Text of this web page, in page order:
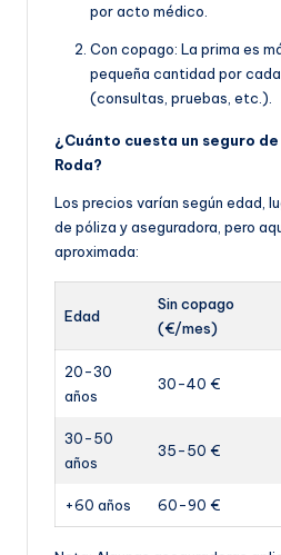
por acto médico.
Con copago: La prima es
pequeña cantidad por
(consultas, pruebas, etc.).
¿Cuánto cuesta un seguro
Roda?
Los precios varían según edad,
de póliza y aseguradora, pero
aproximada:
Edad
Sin copago
(€/mes)
20-30
años
30-40 €
30-50
años
35-50 €
+60 años 60-90 €